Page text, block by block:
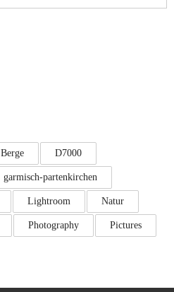
Berge D7000
garmisch-partenkirchen
Lightroom Natur
Photography Pictures